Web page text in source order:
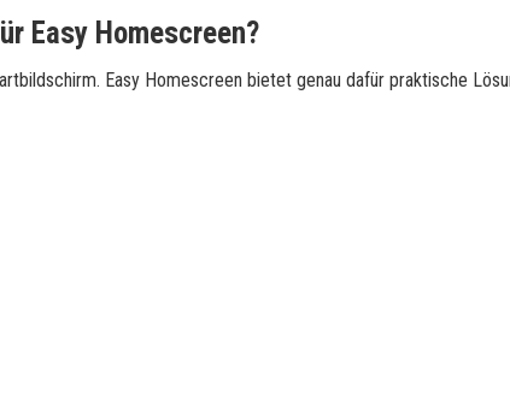
Easy Homescreen?
Easy Homescreen bietet genau dafür praktische